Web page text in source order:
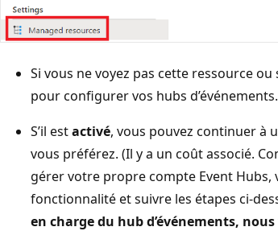
Si vous ne voyez pas cette ressource ou
pour configurer vos hubs d’événements.
S’il estactivé, vous pouvez continuer à
vous préférez. (Il y a un coût associé.
gérer votre propre compte Event Hubs,
fonctionnalité et suivre les étapes ci-
en charge du hub d’événements,